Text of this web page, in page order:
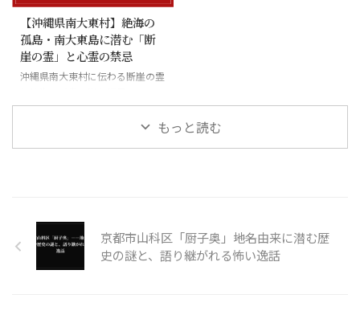
【沖縄県南大東村】絶海の
孤島・南大東島に潜む「断
崖の霊」と心霊の禁忌
沖縄県南大東村に伝わる断崖の霊
もっと読む
京都市山科区「厨子奥」――地名由来に潜む歴
史の謎と、語り継がれる怖い逸話